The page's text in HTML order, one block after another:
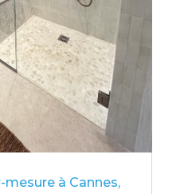
à Cannes,